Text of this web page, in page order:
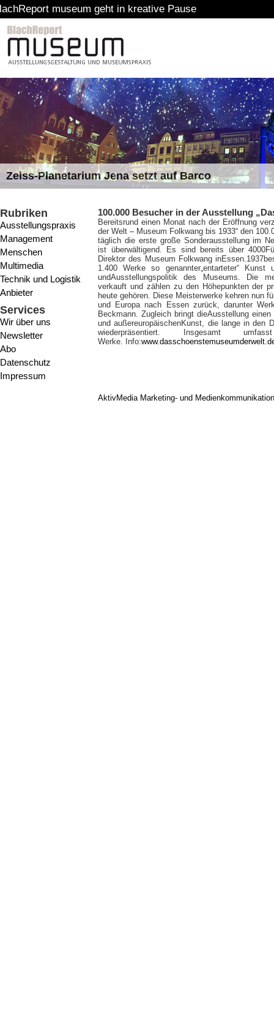
geht in kreative Pause
Zeiss-Planetarium Jena setzt auf Barco
Rubriken
Ausstellungspraxis
Management
Menschen
Multimedia
Technik und Logistik
Anbieter
Services
Wir über uns
Newsletter
Abo
Datenschutz
Impressum
100.000 Besucher in der Ausstellung
Bereitsrund einen Monat nach der Eröffnung
der Welt – Museum Folkwang bis 1933“ den
täglich die erste große Sonderausstellung im
ist überwältigend. Es sind bereits über
Direktor des Museum Folkwang
1.400 Werke so genannter„entarteter“
undAusstellungspolitik des Museums. Die
verkauft und zählen zu den Höhepunkten der
heute gehören. Diese Meisterwerke kehren nun
und Europa nach Essen zurück, darunter
Beckmann. Zugleich bringt dieAusstellung
und außereuropäischenKunst, die lange in den
wiederpräsentiert. Insgesamt
Werke. Info:
AktivMedia Marketing- und